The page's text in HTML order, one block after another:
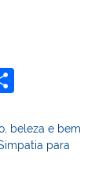
ar
e
beleza e bem
para